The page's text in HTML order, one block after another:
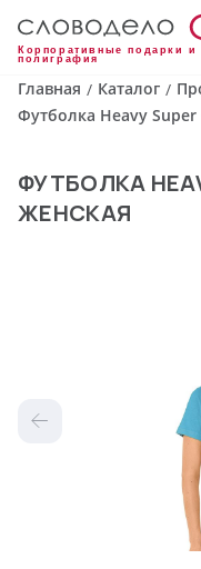
Корпоративные подарки и
полиграфия
Главная / Каталог /
Футболка Heavy Super
ФУТБОЛКА
ЖЕНСКАЯ